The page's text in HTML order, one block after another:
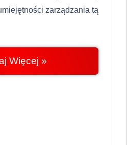
zarządzania tą
Więcej »